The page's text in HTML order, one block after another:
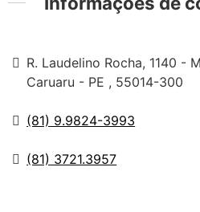
R. Laudelino Rocha, 1140 -
Caruaru - PE , 55014-300
(81) 9.9824-3993
(81) 3721.3957